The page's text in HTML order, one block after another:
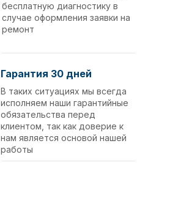
Гарантия 30 дней
В таких ситуациях мы всегда
исполняем наши гарантийные
обязательства перед
клиентом, так как доверие к
нам является основой нашей
работы
бесплатную диагностику в
случае оформления заявки на
ремонт